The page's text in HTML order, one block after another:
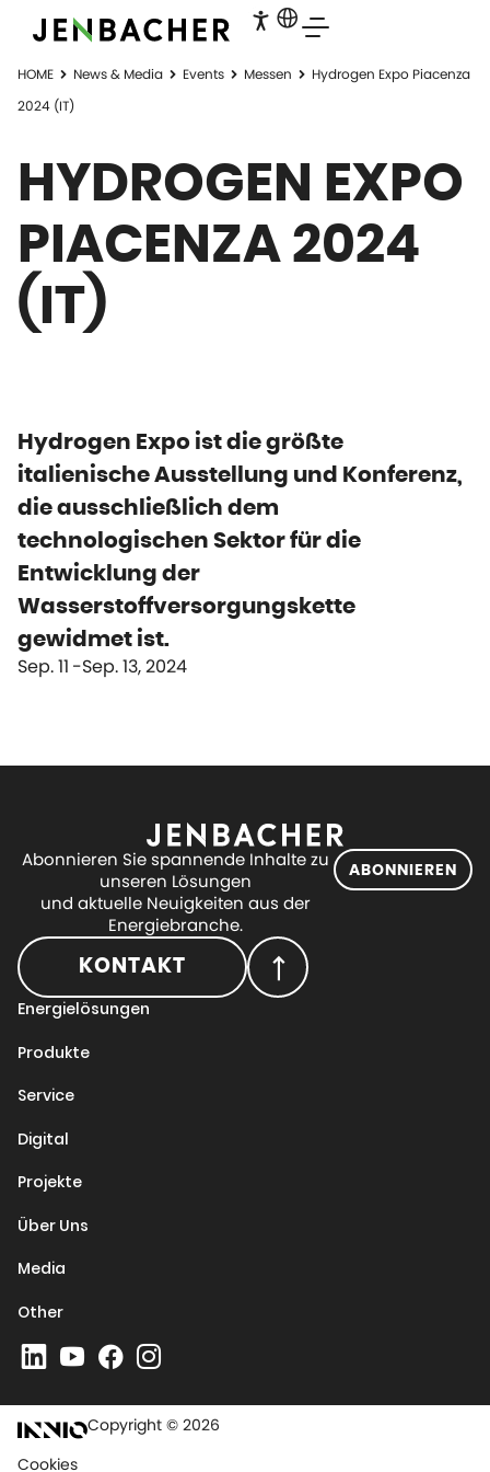
HOME News & Media Events Messen
Hydrogen Expo Piacenza
2024 (IT)
HYDROGEN EXPO
PIACENZA 2024
(IT)
Hydrogen Expo ist die größte
italienische Ausstellung und Konferenz,
die ausschließlich dem
technologischen Sektor für die
Entwicklung der
Wasserstoffversorgungskette
gewidmet ist.
Sep. 11 Sep. 13, 2024
Abonnieren Sie spannende Inhalte zu
unseren Lösungen
und aktuelle Neuigkeiten aus der
Energiebranche.
ABONNIEREN
KONTAKT
Energielösungen
Produkte
Service
Digital
Projekte
Über Uns
Media
Other
Copyright © 2026
Cookies